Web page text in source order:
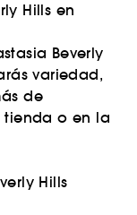
Hills en
Beverly
variedad,
de
tienda o en la
Hills